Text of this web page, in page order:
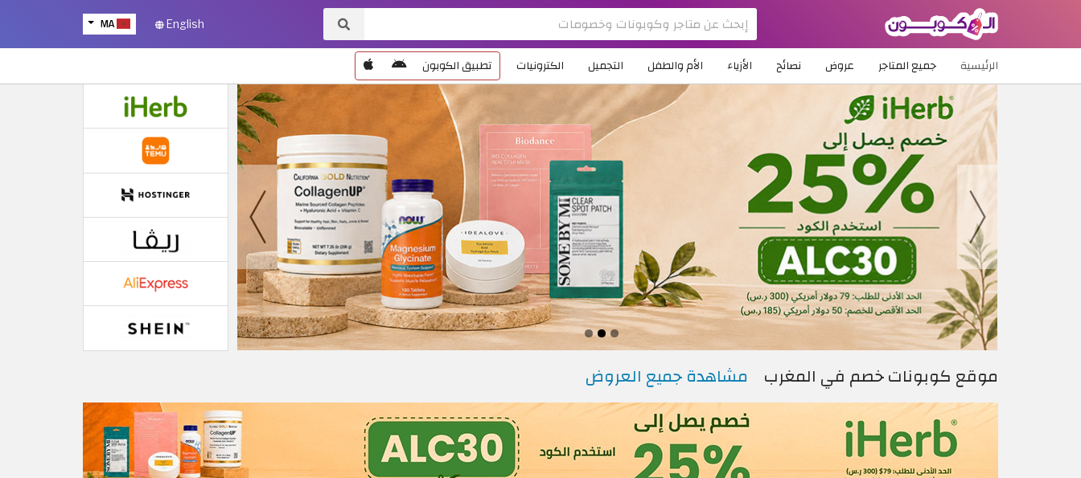
MA English
الرئيسية جميع المتاجر عروض نصائح الأزياء الأم والطفل التجميل الكترونيات
تطبيق الكوبون
Skip to main content
Previous
موقع كوبونات خصم في المغرب مشاهدة جميع العروض